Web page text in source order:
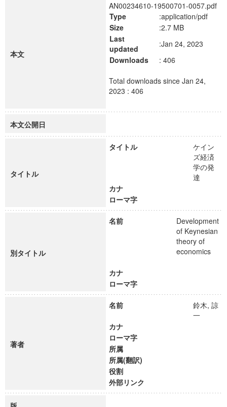
本文
AN00234610-19500701-0057.pdf
Type
:application/pdf
Size
:2.7 MB
Last
updated
:Jan 24, 2023
Downloads
: 406
Total downloads since Jan 24,
2023 : 406
本文公開日
タイトル
タイトル
ケイン
ズ経済
学の発
達
カナ
ローマ字
別タイトル
名前
Development
of Keynesian
theory of
economics
カナ
ローマ字
著者
名前
鈴木, 諒
一
カナ
ローマ字
所属
所属(翻訳)
役割
外部リンク